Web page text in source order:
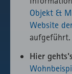
Objekt &
Website
aufgeführt.
Hier